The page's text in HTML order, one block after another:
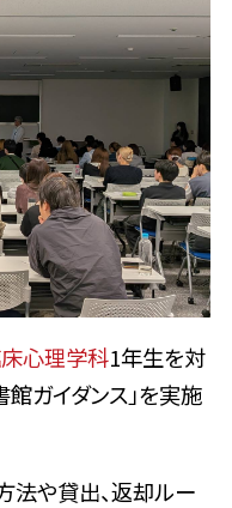
心理学科1年生を対
ガイダンス」を実施
法や貸出、返却ルー